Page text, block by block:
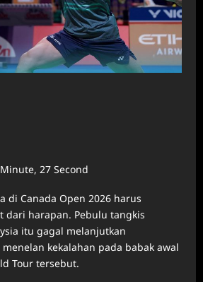
27 Second
di Canada Open 2026 harus
dari harapan. Pebulu tangkis
itu gagal melanjutkan
kekalahan pada babak awal
Tour tersebut.